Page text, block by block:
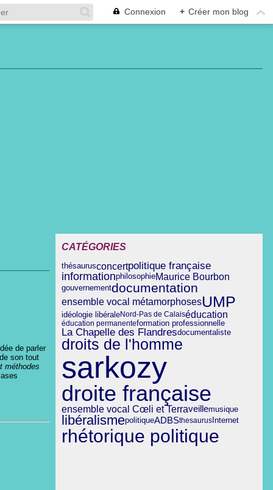
Connexion + Créer mon blog
de parler
son tout
méthodes
CATÉGORIES
thésaurusconcertpolitique française
informationphilosophieMaurice Bourbon
gouvernementdocumentation
ensemble vocal métamorphosesUMP
idéologie libéraleNord-Pas de Calaiséducation
éducation permanenteformation professionnelle
La Chapelle des Flandresdocumentaliste
droits de l'homme
sarkozy
droite française
ensemble vocal Cœli et Terraveillemusique
libéralismepolitiqueADBSthesaurus Internet
rhétorique politique